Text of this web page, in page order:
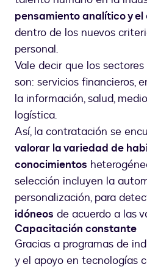
pensamiento analítico y
dentro de los nuevos
personal.
Vale decir que los
son: servicios financieros,
la información, salud,
logística.
Así, la contratación se
valorar la variedad de
conocimientos
selección incluyen la
personalización, para
idóneos de acuerdo a las
Capacitación constante
Gracias a programas de
y el apoyo en tecnologías